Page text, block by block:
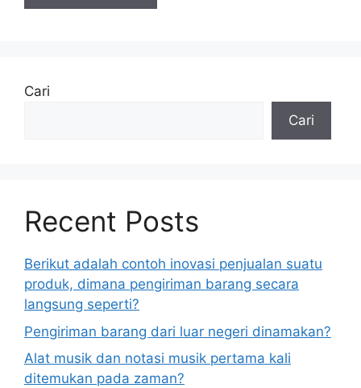
Cari
Cari
Recent Posts
Berikut adalah contoh inovasi penjualan suatu
produk, dimana pengiriman barang secara
langsung seperti?
Pengiriman barang dari luar negeri dinamakan?
Alat musik dan notasi musik pertama kali
ditemukan pada zaman?